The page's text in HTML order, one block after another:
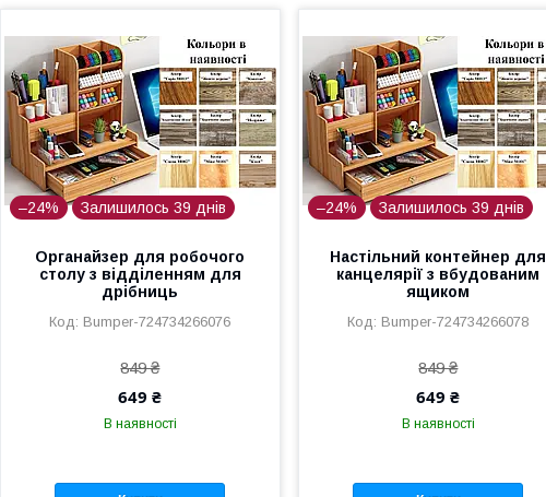
–24% Залишилось 39 днів
Органайзер для робочого
столу з відділенням для
дрібниць
Bumper-724734266076
849 ₴
649 ₴
В наявності
–24% Залишилось 39 днів
Настільний контейнер для
канцелярії з вбудованим
ящиком
Bumper-724734266078
849 ₴
649 ₴
В наявності